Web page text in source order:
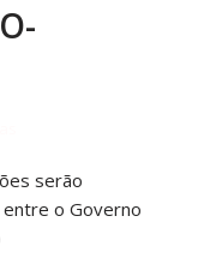
serão
o Governo